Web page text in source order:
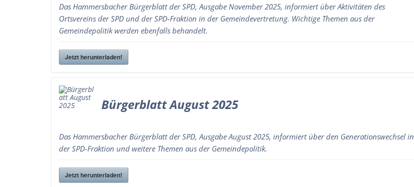
Das Hammersbacher Bürgerblatt der SPD, Ausgabe November 2025, informiert über Aktivitäten des
Ortsvereins der SPD und der SPD-Fraktion in der Gemeindevertretung. Wichtige Themen aus der
Gemeindepolitik werden ebenfalls behandelt.
Jetzt herunterladen!
Bürgerblatt August 2025
Das Hammersbacher Bürgerblatt der SPD, Ausgabe August 2025, informiert über den Generationswechsel in
der SPD-Fraktion und weitere Themen aus der Gemeindepolitik.
Jetzt herunterladen!